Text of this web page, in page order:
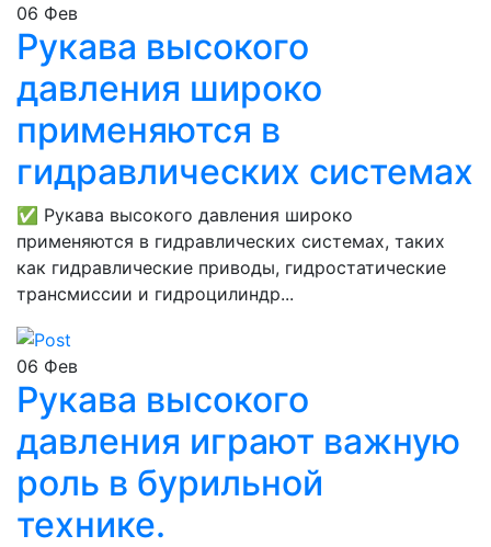
06 Фев
Рукава высокого
давления широко
применяются в
гидравлических системах
✅ Рукава высокого давления широко
применяются в гидравлических системах, таких
как гидравлические приводы, гидростатические
трансмиссии и гидроцилиндр...
06 Фев
Рукава высокого
давления играют важную
роль в бурильной
технике.